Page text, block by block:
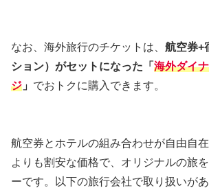
なお、海外旅行のチケットは、 航空券+
ション）がセットになった「 海外ダイ
ジ 」 でおトクに購入できます。
航空券とホテルの組み合わせが自由自
よりも割安な価格で、オリジナルの旅
ーです。以下の旅行会社で取り扱いが